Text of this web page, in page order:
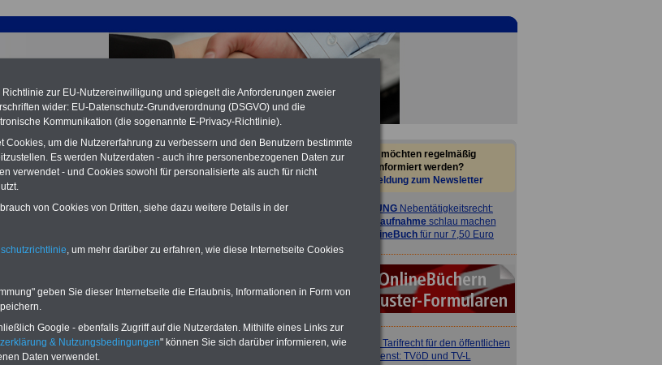
öffentlichen Dienst (TVöD): § 2 Arbeitsvertrag,
Oktober 2025
Euro bei einer Laufzeit von 12
wichtigsten Fragen zum Öffentlichen
Dienst auf dem Laufenden: Sie
finden im PortalPDF-SERVICEauch
Sie möchten regelmäßig
informiert werden?
Anmeldung zum Newsletter
ACHTUNG Nebentätigkeitsrecht:
vor Jobaufnahmeschlau machen
OnlineBuch für nur 7,50 Euro
ACHTUNG
Tarifrecht für den öffentlichen
Dienst: TVöD und TV-L
zur EU-Nutzereinwilligung und spiegelt die Anforderungen zweier
wider: EU-Datenschutz-Grundverordnung (DSGVO) und die
Kommunikation (die sogenannte E-Privacy-Richtlinie).
Cookies, um die Nutzererfahrung zu verbessern und den Benutzern bestimmte
Es werden Nutzerdaten - auch ihre personenbezogenen Daten zur
verwendet - und Cookies sowohl für personalisierte als auch für nicht
von Cookies von Dritten, siehe dazu weitere Details in der
, um mehr darüber zu erfahren, wie diese Internetseite Cookies
geben Sie dieser Internetseite die Erlaubnis, Informationen in Form von
Google - ebenfalls Zugriff auf die Nutzerdaten. Mithilfe eines Links zur
& Nutzungsbedingungen" können Sie sich darüber informieren, wie
Daten verwendet.